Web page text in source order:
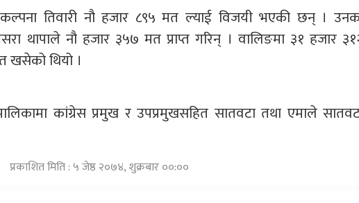
तिवारी नौ हजार ८९५ मत ल्याई विजयी भएकी छन् ।
थापाले नौ हजार ३५७ मत प्राप्त गरिन् । वालिङमा ३१ हजार
खसेको थियो ।
कांग्रेस प्रमुख र उपप्रमुखसहित सातवटा तथा एमाले
प्रकाशित मिति : ५ जेष्ठ २०७४, शुक्रबार ००:००